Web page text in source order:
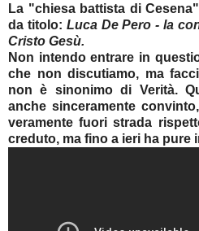
La "chiesa battista di
da titolo: Luca De Pero - la
Cristo Gesù.
Non intendo entrare in
che non discutiamo, ma
non è sinonimo di Verità.
anche sinceramente
veramente fuori strada
creduto, ma fino a ieri ha pure